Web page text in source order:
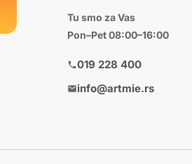
Tu smo za Vas
Pon–Pet 08:00–16:00
019 228 400
info@artmie.rs